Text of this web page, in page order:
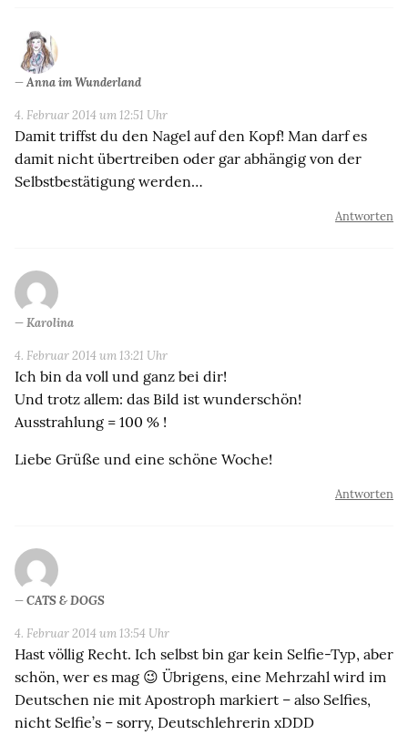
Anna im Wunderland
4. Februar 2014 um 12:51 Uhr
Damit triffst du den Nagel auf den Kopf! Man darf es
damit nicht übertreiben oder gar abhängig von der
Selbstbestätigung werden…
Antworten
Karolina
4. Februar 2014 um 13:21 Uhr
Ich bin da voll und ganz bei dir!
Und trotz allem: das Bild ist wunderschön!
Ausstrahlung = 100 % !
Liebe Grüße und eine schöne Woche!
Antworten
CATS & DOGS
4. Februar 2014 um 13:54 Uhr
Hast völlig Recht. Ich selbst bin gar kein Selfie-Typ, aber
schön, wer es mag 😉 Übrigens, eine Mehrzahl wird im
Deutschen nie mit Apostroph markiert – also Selfies,
nicht Selfie’s – sorry, Deutschlehrerin xDDD